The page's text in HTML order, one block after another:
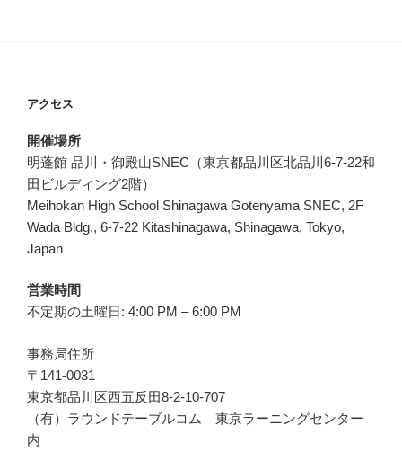
アクセス
開催場所
明蓬館 品川・御殿山SNEC（東京都品川区北品川6-7-22和
田ビルディング2階）
Meihokan High School Shinagawa Gotenyama SNEC, 2F
Wada Bldg., 6-7-22 Kitashinagawa, Shinagawa, Tokyo,
Japan
営業時間
不定期の土曜日: 4:00 PM – 6:00 PM
事務局住所
〒141-0031
東京都品川区西五反田8-2-10-707
（有）ラウンドテーブルコム 東京ラーニングセンター
内